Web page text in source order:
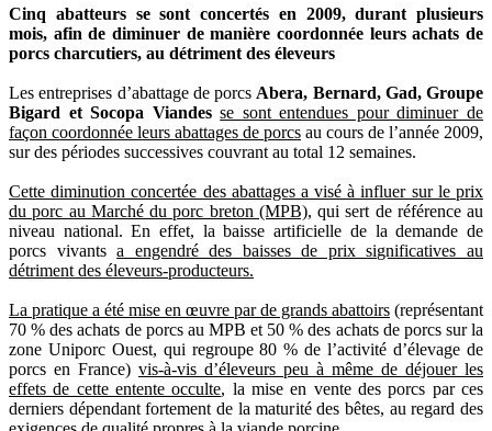
Cinq abatteurs se sont concertés en 2009, durant plusieurs
mois, afin de diminuer de manière coordonnée leurs achats de
porcs charcutiers, au détriment des éleveurs
Les entreprises d’abattage de porcs Abera, Bernard, Gad, Groupe
Bigard et Socopa Viandesse sont entendues pour diminuer de
façon coordonnée leurs abattages de porcs au cours de l’année 2009,
sur des périodes successives couvrant au total 12 semaines.
Cette diminution concertée des abattages a visé à influer sur le prix
du porc au Marché du porc breton (MPB), qui sert de référence au
niveau national. En effet, la baisse artificielle de la demande de
porcs vivantsa engendré des baisses de prix significatives au
détriment des éleveurs-producteurs.
La pratique a été mise en œuvre par de grands abattoirs (représentant
70 % des achats de porcs au MPB et 50 % des achats de porcs sur la
zone Uniporc Ouest, qui regroupe 80 % de l’activité d’élevage de
porcs en France) vis-à-vis d’éleveurs peu à même de déjouer les
effets de cette entente occulte, la mise en vente des porcs par ces
derniers dépendant fortement de la maturité des bêtes, au regard des